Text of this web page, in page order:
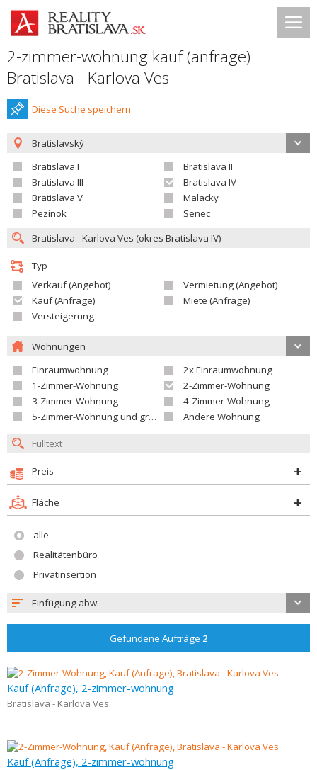
2-zimmer-wohnung kauf (anfrage)
Bratislava - Karlova Ves
Diese Suche speichern
Bratislavský
Bratislava I
Bratislava II
Bratislava III
Bratislava IV
Bratislava V
Malacky
Pezinok
Senec
Typ
Verkauf (Angebot)
Vermietung (Angebot)
Kauf (Anfrage)
Miete (Anfrage)
Versteigerung
Wohnungen
Einraumwohnung
2x Einraumwohnung
1-Zimmer-Wohnung
2-Zimmer-Wohnung
3-Zimmer-Wohnung
4-Zimmer-Wohnung
5-Zimmer-Wohnung und größer
Andere Wohnung
Preis
Fläche
alle
Realitätenbüro
Privatinsertion
Einfügung abw.
Gefundene Aufträge 2
Kauf (Anfrage), 2-zimmer-wohnung
Bratislava - Karlova Ves
Kauf (Anfrage), 2-zimmer-wohnung